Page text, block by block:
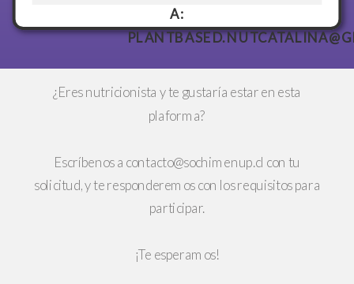
A:
¿Eres nutricionista y te gustaría estar en esta
plaforma?
Escríbenos a contacto@sochimenup.cl con tu
solicitud, y te responderemos con los requisitos para
participar.
¡Te esperamos!